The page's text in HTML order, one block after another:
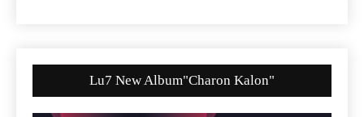
Lu7 New Album"Charon Kalon"